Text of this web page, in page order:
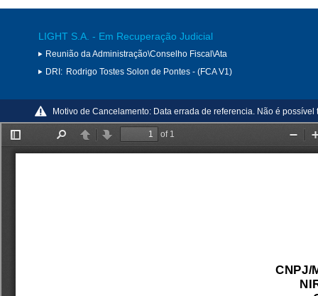
LIGHT S.A. - Em Recuperação Judicial
Reunião da Administração\Conselho Fiscal\Ata
DRI: Rodrigo Tostes Solon de Pontes - (FCA V1)
Motivo de Cancelamento: Data errada de referencia. Não é possível